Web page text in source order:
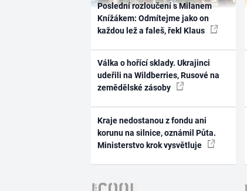
Poslední rozloučení s Milanem
Knížákem: Odmítejme jako on
každou lež a faleš, řekl Klaus
Válka o hořící sklady. Ukrajinci
udeřili na Wildberries, Rusové na
zemědělské zásoby
Kraje nedostanou z fondu ani
korunu na silnice, oznámil Půta.
Ministerstvo krok vysvětluje